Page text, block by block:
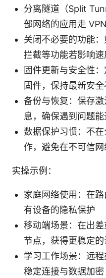
分离隧道（Split
部网络的应用走
关闭不必要的功能
拦截等功能若影响
固件更新与安全性
固件，保持最新安全
备份与恢复：保存
息，确保遇到问题
数据保护习惯：不
作，避免在不可信
实操示例：
家庭网络使用：在
有设备的隐私保护
移动端场景：在出
节点，获得更稳定
学习工作场景：远
稳定连接与数据加密